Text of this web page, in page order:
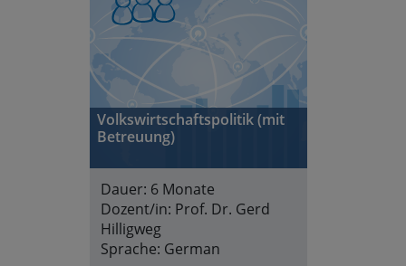
Volkswirtschaftspolitik (mit
Betreuung)
Dauer: 6 Monate
Dozent/in: Prof. Dr. Gerd
Hilligweg
Sprache: German